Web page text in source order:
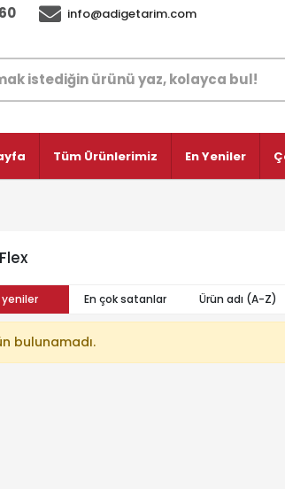
info@adigetarim.com
Tüm Ürünlerimiz En Yeniler
yeniler En çok satanlar Ürün adı (A-Z)
bulunamadı.